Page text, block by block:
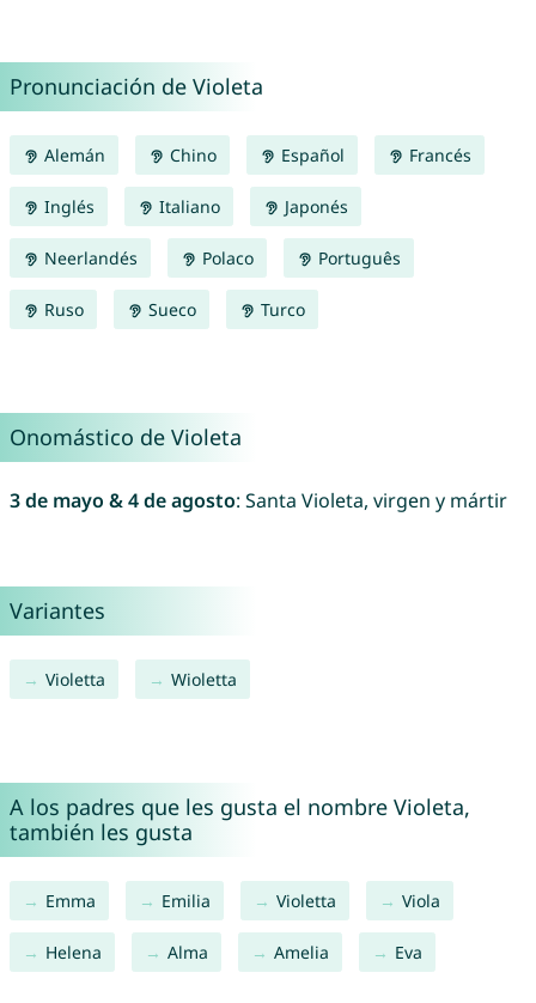
Pronunciación de Violeta
Alemán Chino Español Francés
Inglés Italiano Japonés
Neerlandés Polaco Português
Ruso Sueco Turco
Onomástico de Violeta
3 de mayo & 4 de agosto: Santa Violeta, virgen y mártir
Variantes
Violetta Wioletta
A los padres que les gusta el nombre Violeta,
también les gusta
Emma Emilia Violetta Viola
Helena Alma Amelia Eva